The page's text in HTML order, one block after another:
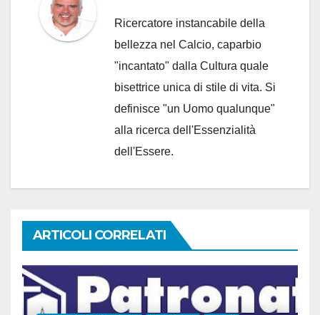
Ricercatore instancabile della
bellezza nel Calcio, caparbio
"incantato" dalla Cultura quale
bisettrice unica di stile di vita. Si
definisce "un Uomo qualunque"
alla ricerca dell'Essenzialità
dell'Essere.
ARTICOLI CORRELATI